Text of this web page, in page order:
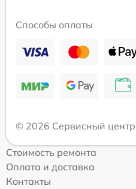
Способы оплаты
© 2026 Сервисный центр
Стоимость ремонта
Оплата и доставка
Контакты